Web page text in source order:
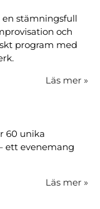
en stämningsfull
och
program med
Läs mer »
60 unika
ett evenemang
Läs mer »